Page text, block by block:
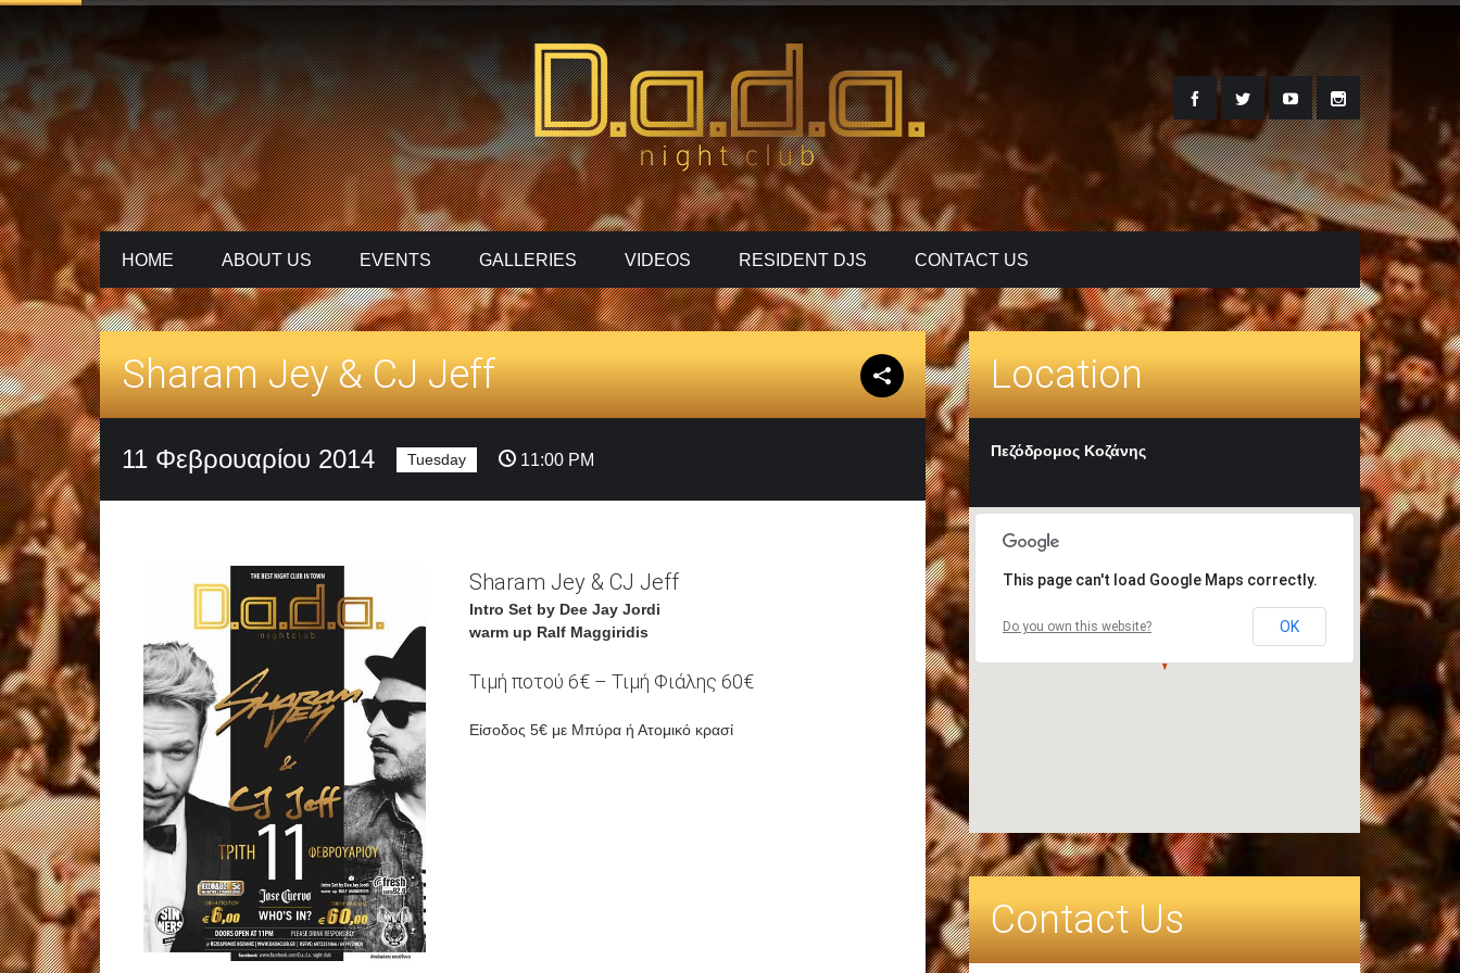
HOME ABOUT US ΕVENTS GALLERIES VIDEOS RESIDENT DJS CONTACT US
Sharam Jey & CJ Jeff
11 Φεβρουαρίου 2014 Tuesday 11:00 PM
Sharam Jey & CJ Jeff
Intro Set by Dee Jay Jordi
warm up Ralf Maggiridis
Τιμή ποτού 6€ – Τιμή Φιάλης 60€
Είσοδος 5€ με Μπύρα ή Ατομικό κρασί
Location
Πεζόδρομος Κοζάνης
This page can't load Google Maps correctly.
Do you own this website? OK
Contact Us